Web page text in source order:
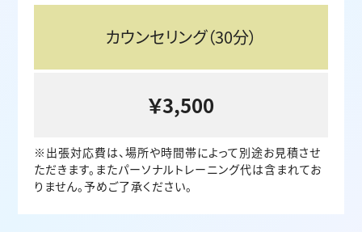
カウンセリング（30分）
￥3,500
※出張対応費は、場所や時間帯によって別途お見積させ
ただきます。またパーソナルトレーニング代は含まれてお
りません。予めご了承ください。